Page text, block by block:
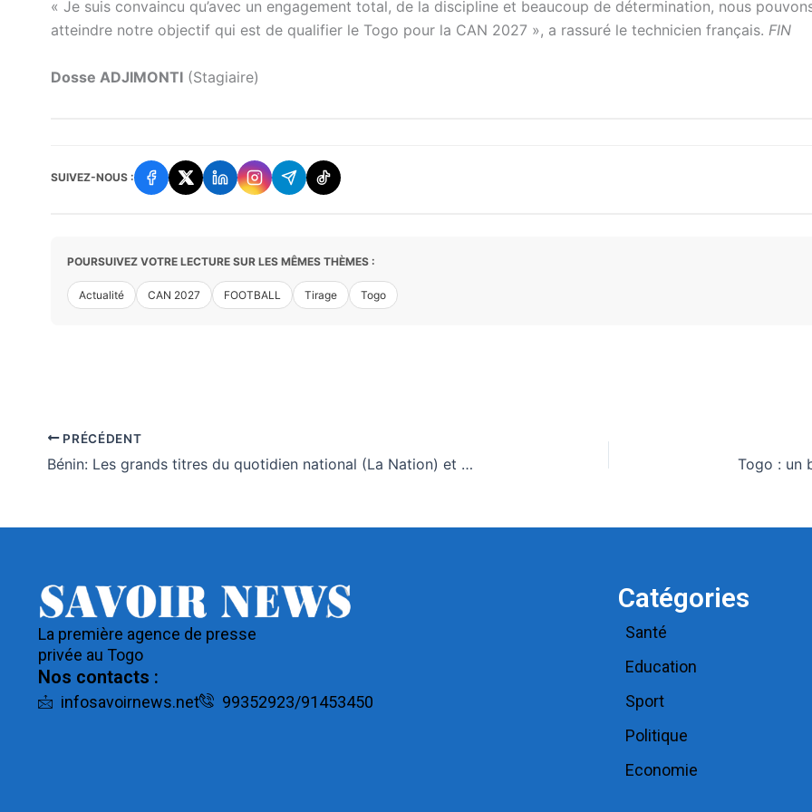
« Je suis convaincu qu’avec un engagement total, de la discipline et beaucoup de détermination, nous
atteindre notre objectif qui est de qualifier le Togo pour la CAN 2027 », a rassuré le technicien français. FIN
Dosse ADJIMONTI (Stagiaire)
SUIVEZ-NOUS :
POURSUIVEZ VOTRE LECTURE SUR LES MÊMES THÈMES :
Actualité CAN 2027 FOOTBALL Tirage Togo
PRÉCÉDENT
Bénin: Les grands titres du quotidien national (La Nation) et des journaux privés en kiosques ce mercredi 20 Mai 2026
La première agence de presse
privée au Togo
Nos contacts :
infosavoirnews.net 99352923/91453450
Catégories
Santé
Education
Sport
Politique
Economie